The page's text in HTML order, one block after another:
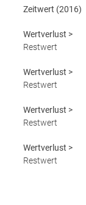
Zeitwert (2016)
Wertverlust >
Restwert
Wertverlust >
Restwert
Wertverlust >
Restwert
Wertverlust >
Restwert